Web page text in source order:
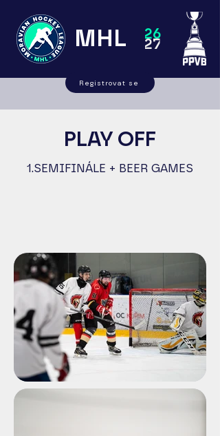
MHL 27
26
Registrovat se
PLAY OFF
1.SEMIFINÁLE + BEER GAMES